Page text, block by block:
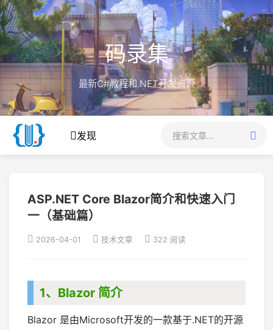
码录集
最新C#教程和.NET开发资源
发现
ASP.NET Core Blazor简介和快速入门
一（基础篇）
2026-04-01 技术文章 322 阅读
1、Blazor 简介
Blazor 是由Microsoft开发的一款基于.NET的开源